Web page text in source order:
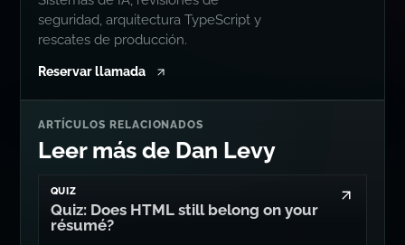
seguridad, arquitectura TypeScript y
rescates de producción.
Reservar llamada
ARTÍCULOS RELACIONADOS
Leer más de Dan Levy
QUIZ
Quiz: Does HTML still belong on your
résumé?